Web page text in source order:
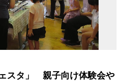
スタ」 親子向け体験会や